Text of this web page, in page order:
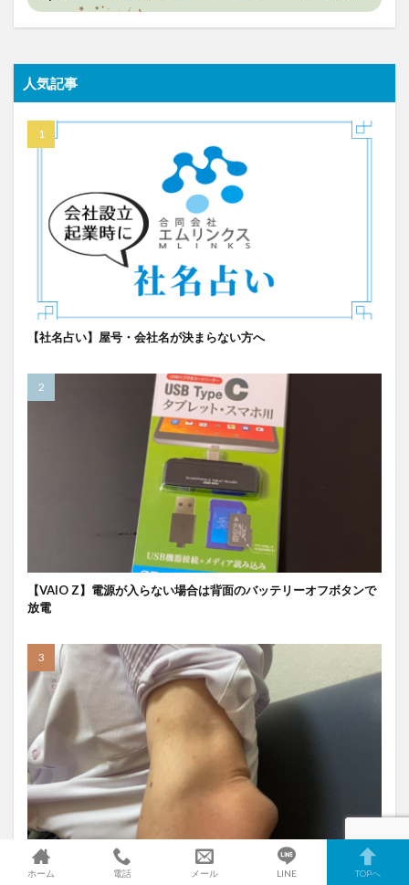
人気記事
【社名占い】屋号・会社名が決まらない方へ
【VAIO Z】電源が入らない場合は背面のバッテリーオフボタンで
放電
肘の膨れ『滑液包炎』で廣島クリニックさんへ
ホーム 電話 メール LINE TOPへ